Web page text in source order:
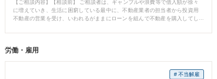
う」（東京家審昭和60年11月19日）と解されており、その上で「特別縁故者
との縁故関係の濃淡，度合，特別縁故者の年齢，職業，相続財産の種類，数
のため、具体的な手続の流れの理解と、適切な主張・証拠の提出が必要とな
【ご相談内容】【相談前】 ご相談者は、ギャンブルや浪費等で借入額が徐々
に増えていき、生活に困窮している最中に、不動産業者の担当者から投資用
不動産の営業を受け、いわれるがままにローンを組んで不動産を購入してし
ったため、当事務所に自己破産手続きを依頼する。 【相談後】 破産手続に向
られたため管財事件に移行する可能性を視野に、早急に着手した。 破産申し
に対応を行った。 その結果、管財人からは免責許可相当の意見をいただき、
労働・雇用
# 不当解雇